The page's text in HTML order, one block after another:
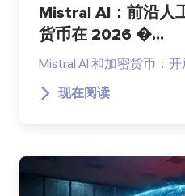
Mistral AI：前沿人
货币在 2026 �...
Mistral AI 和加密货币：开
现在阅读